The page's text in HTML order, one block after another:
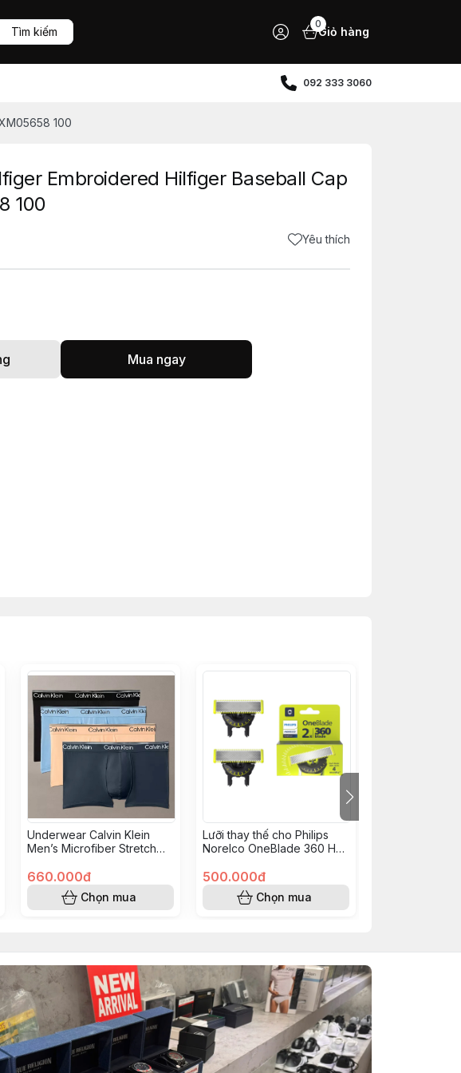
Tìm kiếm
0
Giỏ hàng
092 333 3060
100
Embroidered Hilfiger Baseball Cap
100
Yêu thích
Mua ngay
Underwear Calvin Klein
Men’s Microfiber Stretch
NB4585 830
660.000đ
Chọn mua
Lưỡi thay thế cho Philips
Norelco OneBlade 360 Hộp
500.000đ
Chọn mua